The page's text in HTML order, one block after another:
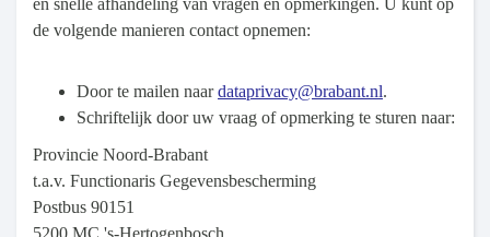
en snelle afhandeling van vragen en opmerkingen. U kunt op
de volgende manieren contact opnemen:
Door te mailen naardataprivacy@brabant.nl.
Schriftelijk door uw vraag of opmerking te sturen naar:
Provincie Noord-Brabant
t.a.v. Functionaris Gegevensbescherming
Postbus 90151
5200 MC 's-Hertogenbosch